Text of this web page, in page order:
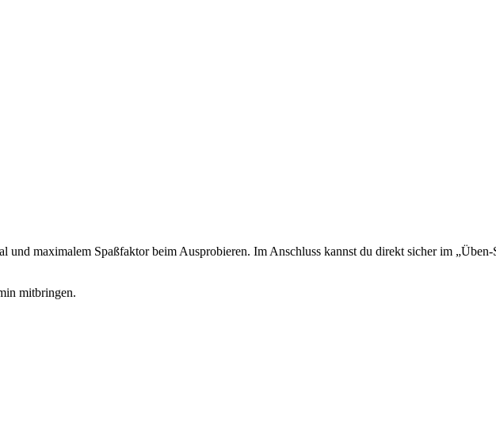
maximalem Spaßfaktor beim Ausprobieren. Im Anschluss kannst du direkt sicher im „Üben-
mitbringen.